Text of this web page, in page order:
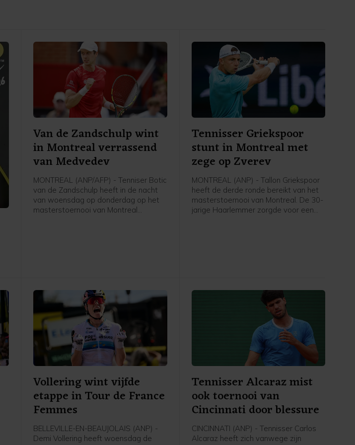
Van de Zandschulp wint
in Montreal verrassend
van Medvedev
MONTREAL (ANP/AFP) - Tenniser Botic
van de Zandschulp heeft in de nacht
van woensdag op donderdag op het
masterstoernooi van Montreal
Tennisser Griekspoor
stunt in Montreal met
zege op Zverev
MONTREAL (ANP) - Tallon Griekspoor
heeft de derde ronde bereikt van het
masterstoernooi van Montreal. De 30-
jarige Haarlemmer zorgde voor een
Vollering wint vijfde
etappe in Tour de France
Femmes
BELLEVILLE-EN-BEAUJOLAIS (ANP) -
Demi Vollering heeft woensdag de
Tennisser Alcaraz mist
ook toernooi van
Cincinnati door blessure
CINCINNATI (ANP) - Tennisser Carlos
Alcaraz heeft zich vanwege zijn